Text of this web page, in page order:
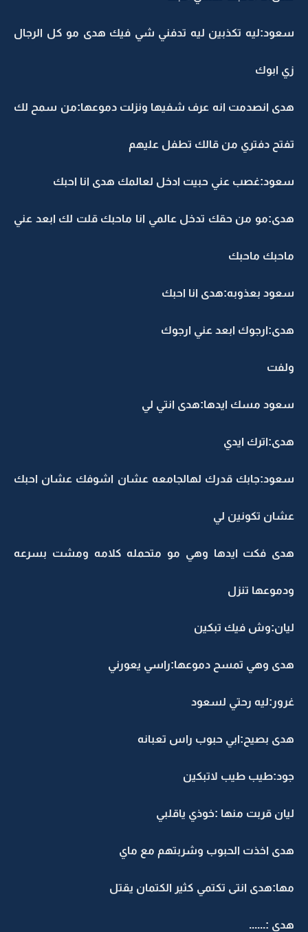
سعود:ليه تكذبين ليه تدفني شي فيك هدى مو كل الرجال
زي ابوك
هدى انصدمت انه عرف شفيها ونزلت دموعها:من سمح لك
تفتح دفتري من قالك تطفل عليهم
سعود:غصب عني حبيت ادخل لعالمك هدى انا احبك
هدى:مو من حقك تدخل عالمي انا ماحبك قلت لك ابعد عني
ماحبك ماحبك
سعود بعذوبه:هدى انا احبك
هدى:ارجوك ابعد عني ارجوك
ولفت
سعود مسك ايدها:هدى انتي لي
هدى:اترك ايدي
سعود:جابك قدرك لهالجامعه عشان اشوفك عشان احبك
عشان تكونين لي
هدى فكت ايدها وهي مو متحمله كلامه ومشت بسرعه
ودموعها تنزل
ليان:وش فيك تبكين
هدى وهي تمسح دموعها:راسي يعورني
غرور:ليه رحتي لسعود
هدى بصيح:ابي حبوب راس تعبانه
جود:طيب طيب لاتبكين
ليان قربت منها :خوذي ياقلبي
هدى اخذت الحبوب وشربتهم مع ماي
مها:هدى انتى تكتمي كثير الكتمان يقتل
هدى :......